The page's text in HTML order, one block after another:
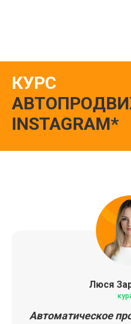
КУРС
INSTAGRAM*
Люся
Автоматическое